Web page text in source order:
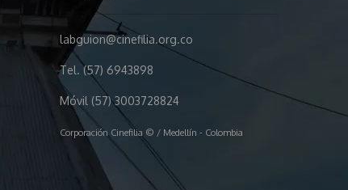
labguion@cinefilia.org.co
Tel. (57) 6943898
Móvil (57) 3003728824
Corporación Cinefilia © / Medellín - Colombia